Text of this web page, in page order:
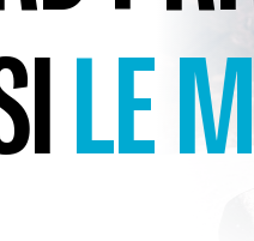
LE